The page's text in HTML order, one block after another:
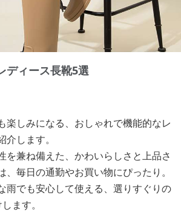
ディース長靴5選
楽しみになる、おしゃれで機能的なレ
します。
を兼ね備えた、かわいらしさと上品さ
、毎日の通勤やお買い物にぴったり。
雨でも安心して使える、選りすぐりの
ます。